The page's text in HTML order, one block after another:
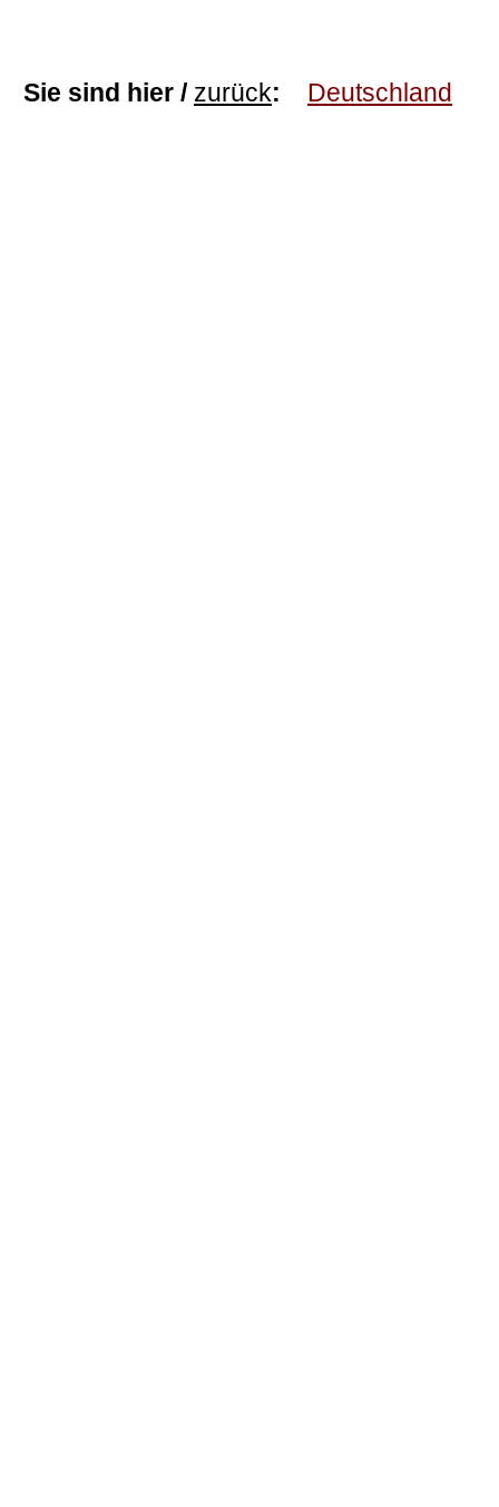
Sie sind hier / zurück: Deutschland